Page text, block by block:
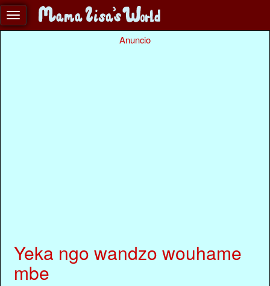
Anuncio
Yeka ngo wandzo wouhame
mbe